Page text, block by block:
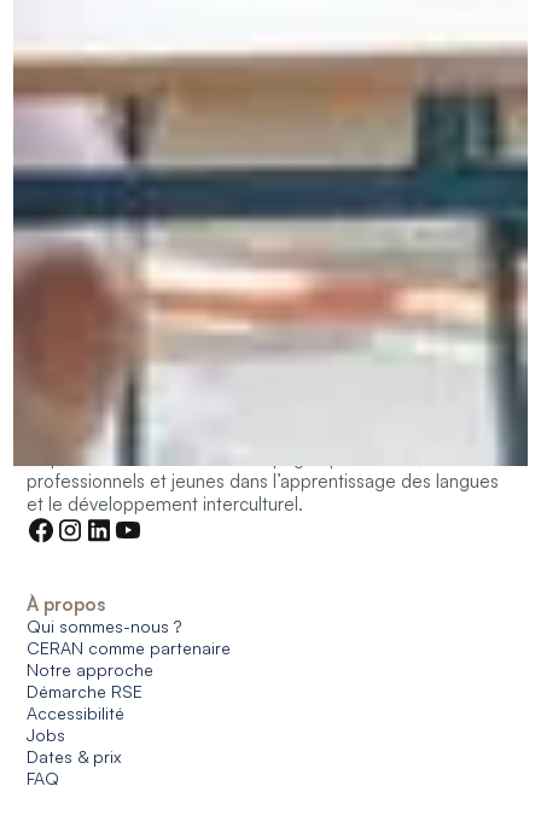
Cours de néerlandais en immersion
Cours d'anglais intensifs pour tous les niveaux
Developpement personel
Cours de langues en ligne
Cours de néerlandais à Bruxelles
Cours pour étudiants et ado
Cours d'anglais en ligne avec prof particulier : les
Stage de langues en Belgique
Stage de néerlandais pour ado
professionnels et jeunes dans l’apprentissage des langues
et le développement interculturel.
À propos
Qui sommes-nous ?
CERAN comme partenaire
Notre approche
Démarche RSE
Accessibilité
Jobs
Dates & prix
FAQ